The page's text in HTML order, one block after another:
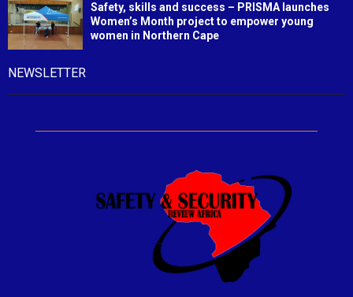
Safety, skills and success – PRISMA launches
Women’s Month project to empower young
women in Northern Cape
NEWSLETTER